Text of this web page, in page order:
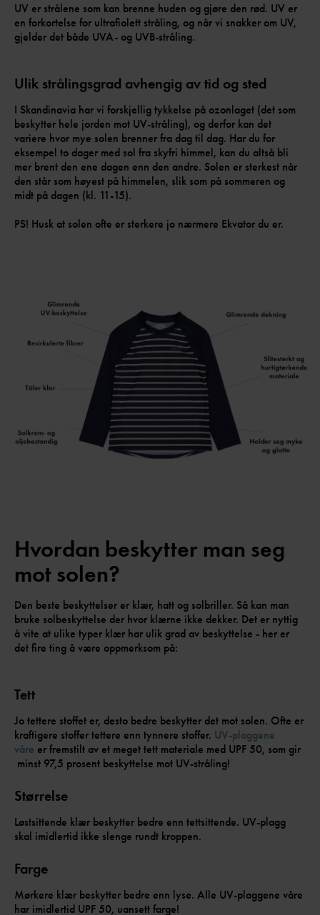
UV er strålene som kan brenne huden og gjøre den rød. UV er
en forkortelse for ultrafiolett stråling, og når vi snakker om UV,
gjelder det både UVA- og UVB-stråling.
Ulik strålingsgrad avhengig av tid og sted
I Skandinavia har vi forskjellig tykkelse på ozonlaget (det som
beskytter hele jorden mot UV-stråling), og derfor kan det
variere hvor mye solen brenner fra dag til dag. Har du for
eksempel to dager med sol fra skyfri himmel, kan du altså bli
mer brent den ene dagen enn den andre. Solen er sterkest når
den står som høyest på himmelen, slik som på sommeren og
midt på dagen (kl. 11-15).
PS! Husk at solen ofte er sterkere jo nærmere Ekvator du er.
Hvordan beskytter man seg
mot solen?
Den beste beskyttelser er klær, hatt og solbriller. Så kan man
bruke solbeskyttelse der hvor klærne ikke dekker. Det er nyttig
å vite at ulike typer klær har ulik grad av beskyttelse - her er
det fire ting å være oppmerksom på:
Tett
Jo tettere stoffet er, desto bedre beskytter det mot solen. Ofte er
kraftigere stoffer tettere enn tynnere stoffer. UV-plaggene
våre er fremstilt av et meget tett materiale med UPF 50, som gir
minst 97,5 prosent beskyttelse mot UV-stråling!
Størrelse
Løstsittende klær beskytter bedre enn tettsittende. UV-plagg
skal imidlertid ikke slenge rundt kroppen.
Farge
Mørkere klær beskytter bedre enn lyse. Alle UV-plaggene våre
har imidlertid UPF 50, uansett farge!